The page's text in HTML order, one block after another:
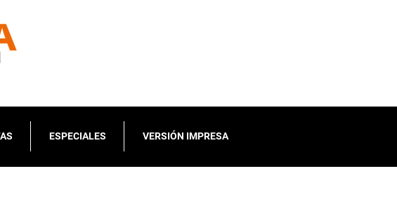
ESPECIALES VERSIÓN IMPRESA